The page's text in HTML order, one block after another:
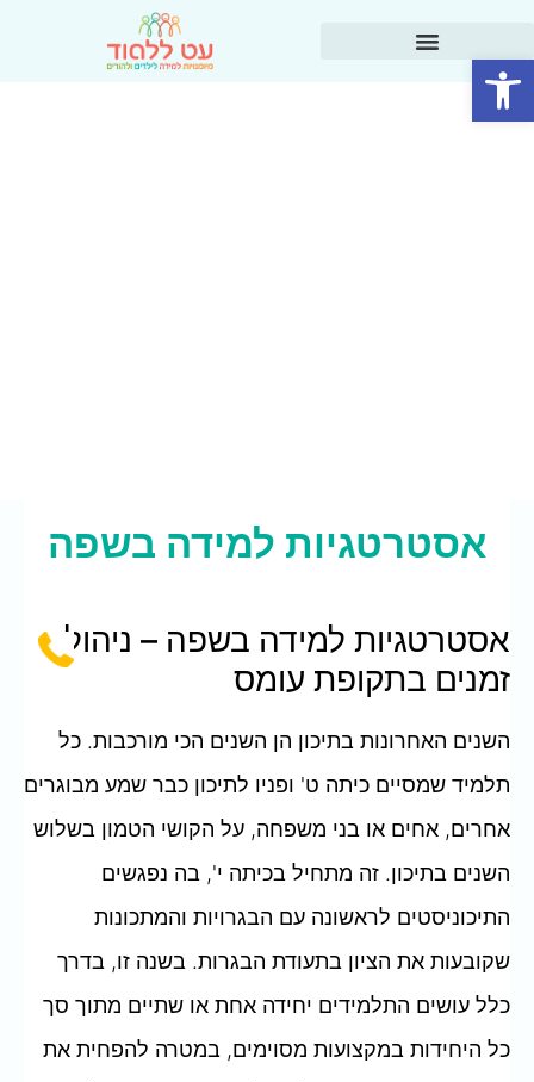
פתח סרגל נגישות
אסטרטגיות למידה בשפה
אסטרטגיות למידה בשפה – ניהול
זמנים בתקופת עומס
השנים האחרונות בתיכון הן השנים הכי מורכבות. כל
תלמיד שמסיים כיתה ט' ופניו לתיכון כבר שמע מבוגרים
אחרים, אחים או בני משפחה, על הקושי הטמון בשלוש
השנים בתיכון. זה מתחיל בכיתה י', בה נפגשים
התיכוניסטים לראשונה עם הבגרויות והמתכונות
שקובעות את הציון בתעודת הבגרות. בשנה זו, בדרך
כלל עושים התלמידים יחידה אחת או שתיים מתוך סך
כל היחידות במקצועות מסוימים, במטרה להפחית את